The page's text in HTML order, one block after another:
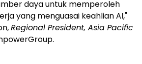
daya untuk memperoleh
yang menguasai keahlian AI,"
Regional President, Asia Pacific